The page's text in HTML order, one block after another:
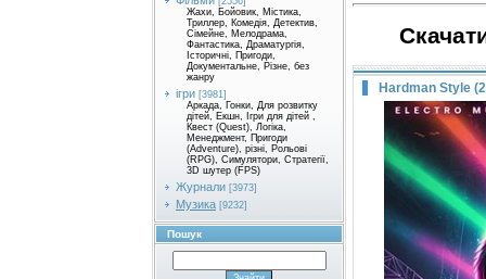
Жахи, Бойовик, Містика,
Триллер, Комедія, Детектив,
Сімейне, Мелодрама,
Фантастика, Драматургія,
Історичні, Пригоди,
Документальне, Різне, без
жанру
ігри [3981]
Аркада, Гонки, Для розвитку
дітей, Екшн, Ігри для дітей ,
Квест (Quest), Логіка,
Менеджмент, Пригоди
(Adventure), різні, Рольові
(RPG), Симулятори, Стратегії,
3D шутер (FPS)
Журнали [3973]
Музика [9232]
Пошук
Hardman Style